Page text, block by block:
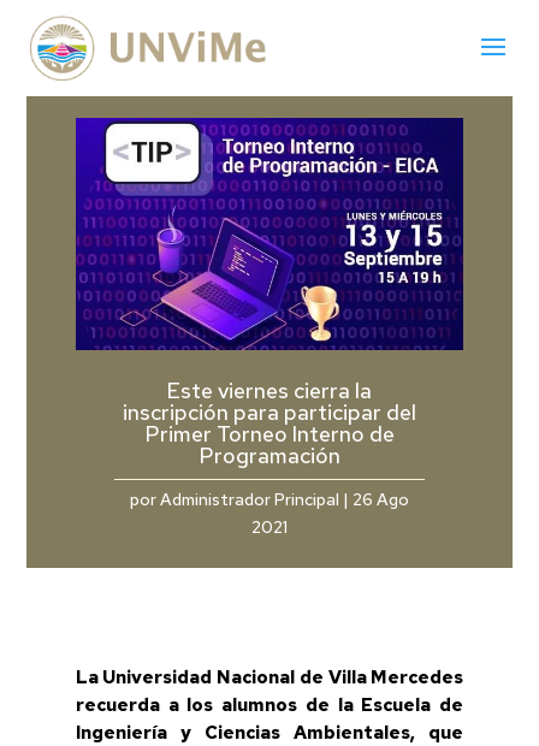
Este viernes cierra la
inscripción para participar del
Primer Torneo Interno de
Programación
porAdministrador Principal | 26 Ago
2021
La Universidad Nacional de Villa Mercedes
recuerda a los alumnos de la Escuela de
Ingeniería y Ciencias Ambientales, que